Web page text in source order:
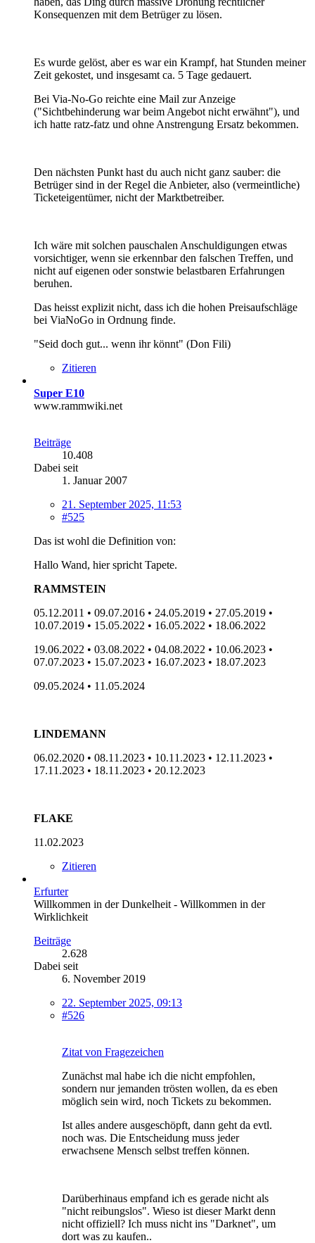
Konsequenzen mit dem Betrüger zu lösen.
Es wurde gelöst, aber es war ein Krampf, hat Stunden meiner
Zeit gekostet, und insgesamt ca. 5 Tage gedauert.
Bei Via-No-Go reichte eine Mail zur Anzeige
("Sichtbehinderung war beim Angebot nicht erwähnt"), und
ich hatte ratz-fatz und ohne Anstrengung Ersatz bekommen.
Den nächsten Punkt hast du auch nicht ganz sauber: die
Betrüger sind in der Regel die Anbieter, also (vermeintliche)
Ticketeigentümer, nicht der Marktbetreiber.
Ich wäre mit solchen pauschalen Anschuldigungen etwas
vorsichtiger, wenn sie erkennbar den falschen Treffen, und
nicht auf eigenen oder sonstwie belastbaren Erfahrungen
beruhen.
Das heisst explizit nicht, dass ich die hohen Preisaufschläge
bei ViaNoGo in Ordnung finde.
"Seid doch gut... wenn ihr könnt" (Don Fili)
Zitieren
Super E10
www.rammwiki.net
Beiträge
10.408
Dabei seit
1. Januar 2007
21. September 2025, 11:53
#525
Das ist wohl die Definition von:
Hallo Wand, hier spricht Tapete.
RAMMSTEIN
05.12.2011 • 09.07.2016 • 24.05.2019 • 27.05.2019 •
10.07.2019 • 15.05.2022 • 16.05.2022 • 18.06.2022
19.06.2022 • 03.08.2022 • 04.08.2022 • 10.06.2023 •
07.07.2023 • 15.07.2023 • 16.07.2023 • 18.07.2023
09.05.2024 • 11.05.2024
LINDEMANN
06.02.2020 • 08.11.2023 • 10.11.2023 • 12.11.2023 •
17.11.2023 • 18.11.2023 • 20.12.2023
FLAKE
11.02.2023
Zitieren
Erfurter
Willkommen in der Dunkelheit - Willkommen in der
Wirklichkeit
Beiträge
2.628
Dabei seit
6. November 2019
22. September 2025, 09:13
#526
Zitat von Fragezeichen
Zunächst mal habe ich die nicht empfohlen,
sondern nur jemanden trösten wollen, da es eben
möglich sein wird, noch Tickets zu bekommen.
Ist alles andere ausgeschöpft, dann geht da evtl.
noch was. Die Entscheidung muss jeder
erwachsene Mensch selbst treffen können.
Darüberhinaus empfand ich es gerade nicht als
"nicht reibungslos". Wieso ist dieser Markt denn
nicht offiziell? Ich muss nicht ins "Darknet", um
dort was zu kaufen..